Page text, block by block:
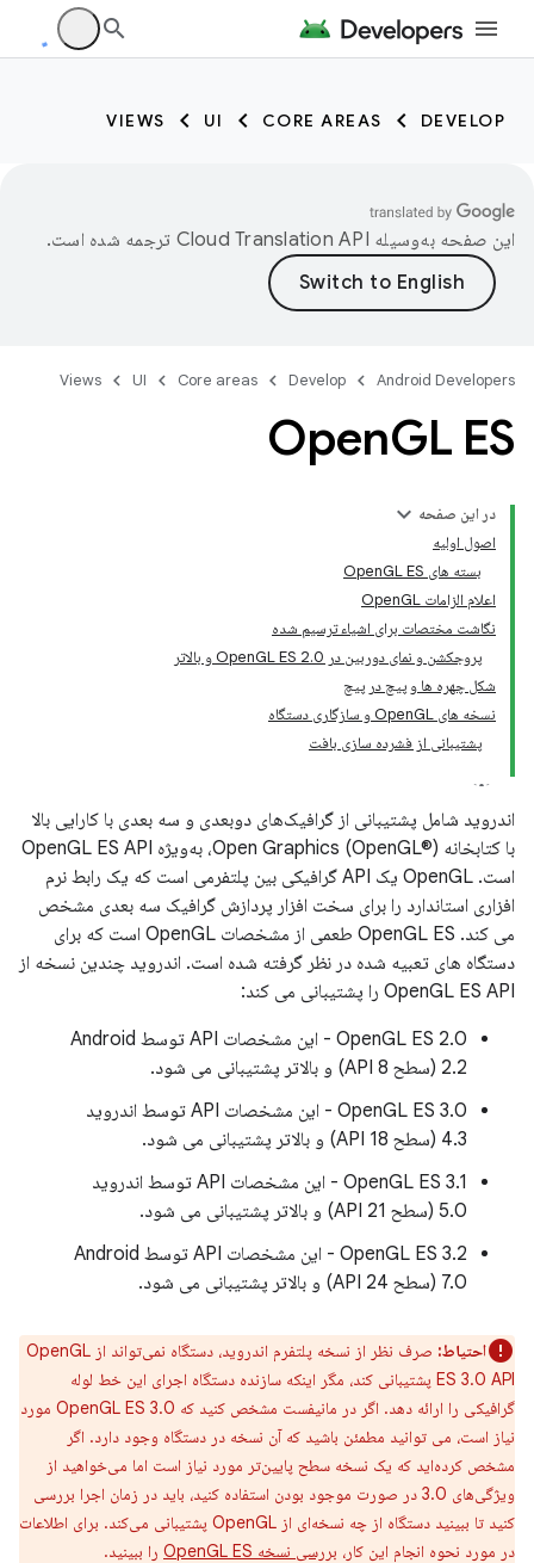
DEVELOP
CORE AREAS
UI
VIEWS
این صفحه به‌وسیله ترجمه شده است.
Android Developers
Develop
Core areas
UI
Views
OpenGL ES
در این صفحه
اصول اولیه
بسته های OpenGL ES
اعلام الزامات OpenGL
نگاشت مختصات برای اشیاء ترسیم شده
پروجکشن و نمای دوربین در OpenGL ES 2.0 و بالاتر
شکل چهره ها و پیچ در پیچ
نسخه های OpenGL و سازگاری دستگاه
پشتیبانی از فشرده سازی بافت
اندروید شامل پشتیبانی از گرافیک‌های دوبعدی و سه بعدی با کارایی بالا
با کتابخانه Open Graphics (OpenGL®)، به‌ویژه OpenGL ES API
است. OpenGL یک API گرافیکی بین پلتفرمی است که یک رابط نرم
افزاری استاندارد را برای سخت افزار پردازش گرافیک سه بعدی مشخص
می کند. OpenGL ES طعمی از مشخصات OpenGL است که برای
دستگاه های تعبیه شده در نظر گرفته شده است. اندروید چندین نسخه از
OpenGL ES API را پشتیبانی می کند:
OpenGL ES 2.0 - این مشخصات API توسط Android
2.2 (سطح API 8) و بالاتر پشتیبانی می شود.
OpenGL ES 3.0 - این مشخصات API توسط اندروید
4.3 (سطح API 18) و بالاتر پشتیبانی می شود.
OpenGL ES 3.1 - این مشخصات API توسط اندروید
5.0 (سطح API 21) و بالاتر پشتیبانی می شود.
OpenGL ES 3.2 - این مشخصات API توسط Android
7.0 (سطح API 24) و بالاتر پشتیبانی می شود.
احتیاط:
صرف نظر از نسخه پلتفرم اندروید، دستگاه نمی‌تواند از OpenGL
ES 3.0 API پشتیبانی کند، مگر اینکه سازنده دستگاه اجرای این خط لوله
گرافیکی را ارائه دهد. اگر در مانیفست مشخص کنید که OpenGL ES 3.0 مورد
نیاز است، می توانید مطمئن باشید که آن نسخه در دستگاه وجود دارد. اگر
مشخص کرده‌اید که یک نسخه سطح پایین‌تر مورد نیاز است اما می‌خواهید از
ویژگی‌های 3.0 در صورت موجود بودن استفاده کنید، باید در زمان اجرا بررسی
کنید تا ببینید دستگاه از چه نسخه‌ای از OpenGL پشتیبانی می‌کند. برای اطلاعات
در مورد نحوه انجام این کار، بررسی نسخه OpenGL ES را ببینید.